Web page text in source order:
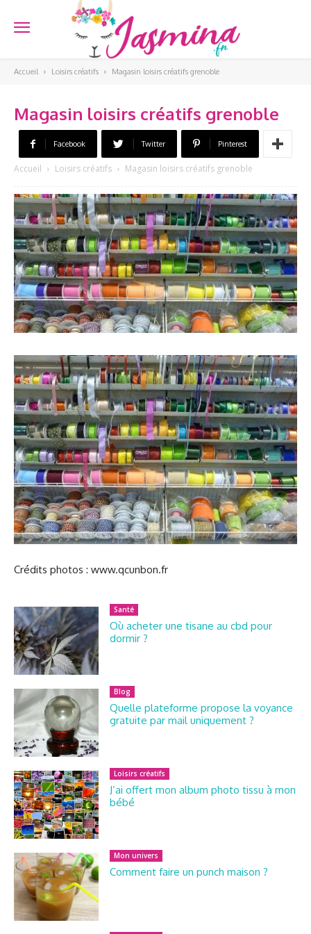
Accueil Loisirs créatifs Magasin loisirs créatifs grenoble
Magasin loisirs créatifs grenoble
Facebook Twitter Pinterest
Accueil Loisirs créatifs Magasin loisirs créatifs grenoble
Crédits photos : www.qcunbon.fr
Santé
Où acheter une tisane au cbd pour
dormir ?
Blog
Quelle plateforme propose la voyance
gratuite par mail uniquement ?
Loisirs créatifs
J’ai offert mon album photo tissu à mon
bébé
Mon univers
Comment faire un punch maison ?